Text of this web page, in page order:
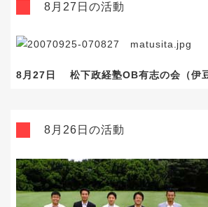
8月27日の活動
8月27日 松下政経塾OB有志の会（伊豆
8月26日の活動